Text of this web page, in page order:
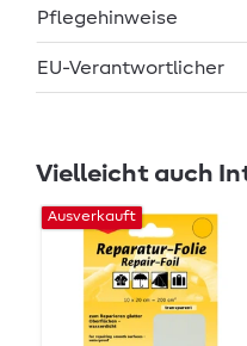
Pflegehinweise
EU-Verantwortlicher
Vielleicht auch
Ausverkauft